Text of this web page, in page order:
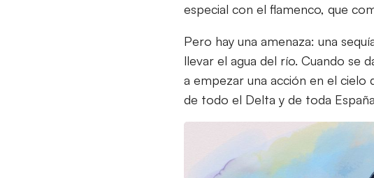
especial con el flamenco, que
Pero hay una amenaza: una
llevar el agua del río. Cuando se
a empezar una acción en el cielo
de todo el Delta y de toda